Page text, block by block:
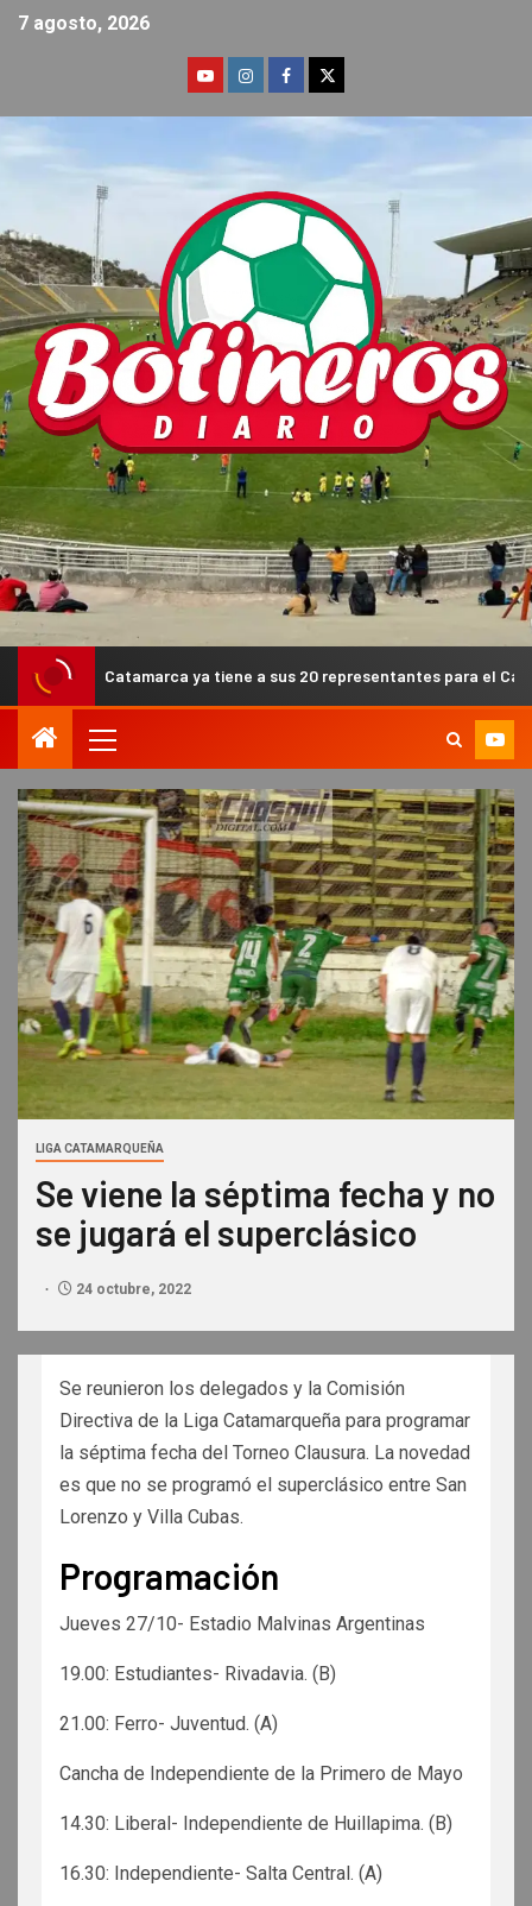
7 agosto, 2026
ya tiene a sus 20 representantes para el Campeonato
LIGA CATAMARQUEÑA
Se viene la séptima fecha y no
se jugará el superclásico
24 octubre, 2022
Se reunieron los delegados y la Comisión
Directiva de la Liga Catamarqueña para programar
la séptima fecha del Torneo Clausura. La novedad
es que no se programó el superclásico entre San
Lorenzo y Villa Cubas.
Programación
Jueves 27/10- Estadio Malvinas Argentinas
19.00: Estudiantes- Rivadavia. (B)
21.00: Ferro- Juventud. (A)
Cancha de Independiente de la Primero de Mayo
14.30: Liberal- Independiente de Huillapima. (B)
16.30: Independiente- Salta Central. (A)